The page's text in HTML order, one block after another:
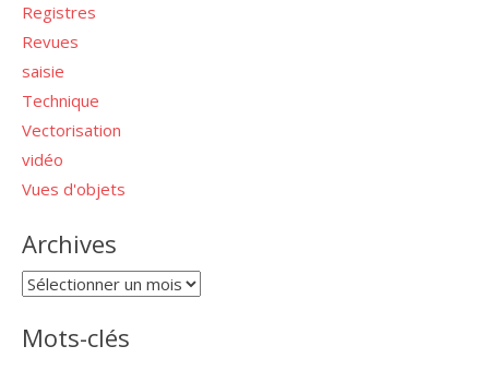
Registres
Revues
saisie
Technique
Vectorisation
vidéo
Vues d'objets
Archives
Archives
Mots-clés